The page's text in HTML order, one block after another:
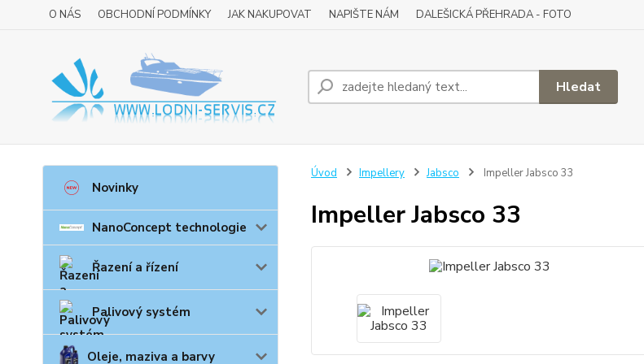
O NÁS OBCHODNÍ PODMÍNKY JAK NAKUPOVAT NAPIŠTE NÁM DALEŠICKÁ PŘEHRADA - FOTO
Hledat
Novinky
NanoConcept technologie
Řazení a řízení
Palivový systém
Oleje, maziva a barvy
Úvod Impellery Jabsco Impeller Jabsco 33
Impeller Jabsco 33